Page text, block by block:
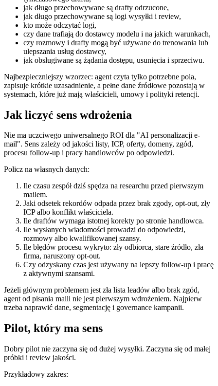
jak długo przechowywane są drafty odrzucone,
jak długo przechowywane są logi wysyłki i review,
kto może odczytać logi,
czy dane trafiają do dostawcy modelu i na jakich warunkach,
czy rozmowy i drafty mogą być używane do trenowania lub
ulepszania usług dostawcy,
jak obsługiwane są żądania dostępu, usunięcia i sprzeciwu.
Najbezpieczniejszy wzorzec: agent czyta tylko potrzebne pola,
zapisuje krótkie uzasadnienie, a pełne dane źródłowe pozostają w
systemach, które już mają właścicieli, umowy i polityki retencji.
Jak liczyć sens wdrożenia
Nie ma uczciwego uniwersalnego ROI dla "AI personalizacji e-
mail". Sens zależy od jakości listy, ICP, oferty, domeny, zgód,
procesu follow-up i pracy handlowców po odpowiedzi.
Policz na własnych danych:
Ile czasu zespół dziś spędza na researchu przed pierwszym
mailem.
Jaki odsetek rekordów odpada przez brak zgody, opt-out, zły
ICP albo konflikt właściciela.
Ile draftów wymaga istotnej korekty po stronie handlowca.
Ile wysłanych wiadomości prowadzi do odpowiedzi,
rozmowy albo kwalifikowanej szansy.
Ile błędów procesu wykryto: zły odbiorca, stare źródło, zła
firma, naruszony opt-out.
Czy odzyskany czas jest używany na lepszy follow-up i pracę
z aktywnymi szansami.
Jeżeli głównym problemem jest zła lista leadów albo brak zgód,
agent od pisania maili nie jest pierwszym wdrożeniem. Najpierw
trzeba naprawić dane, segmentację i governance kampanii.
Pilot, który ma sens
Dobry pilot nie zaczyna się od dużej wysyłki. Zaczyna się od małej
próbki i review jakości.
Przykładowy zakres: